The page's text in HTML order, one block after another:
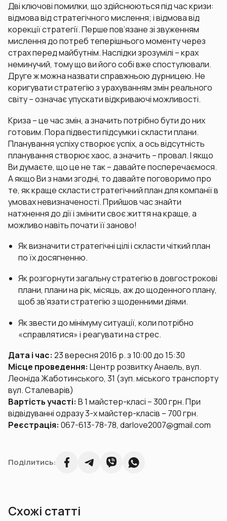
Дві ключові помилки, що здійснюються під час кризи:
відмова від стратегічного мислення; і відмова від
корекції стратегії. Перше пов’язане зі звуженням
мислення до потреб теперішнього моменту через
страх перед майбутнім. Наслідки зрозумілі – крах
неминучий, тому що ви його собі вже спостулювали.
Друге ж можна назвати справжньою дурницею. Не
коригувати стратегію з урахуванням змін реального
світу – означає упускати відкриваючі можливості.
Криза – це час змін, а значить потрібно бути до них
готовим. Пора підвести підсумки і скласти плани.
Планування успіху створює успіх, а ось відсутність
планування створює хаос, а значить – провал. І якщо
Ви думаєте, що це не так – давайте посперечаємося.
А якщо Ви з нами згодні, то давайте поговоримо про
те, як краще скласти стратегічний план для компанії в
умовах невизначеності. Прийшов час знайти
натхнення до дії і змінити своє життя на краще, а
можливо навіть почати її заново!
Як визначити стратегічні цілі і скласти чіткий план
по їх досягненню.
Як розгорнути загальну стратегію в довгострокові
плани, плани на рік, місяць, аж до щоденного плану,
щоб зв’язати стратегію з щоденними діями.
Як звести до мінімуму ситуації, коли потрібно
«справлятися» і реагувати на стрес.
Дата і час: 23 вересня 2016 р. з 10:00 до 15:30
Місце проведення: Центр розвитку Анаель, вул.
Леоніда Жаботинського, 31 (зуп. міського транспорту
вул. Сталеварів)
Вартість участі: В 1 майстер-класі – 300 грн. При
відвідуванні одразу 3-х майстер-класів – 700 грн.
Реєстрація: 067-613-78-78, darlove2007@gmail.com
Поділитись:
Схожі статті